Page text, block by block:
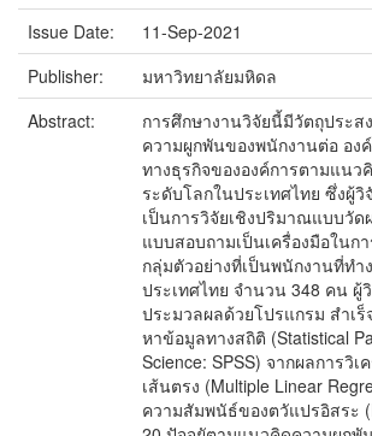
Issue Date:
11-Sep-2021
Publisher:
มหาวิทยาลัยมหิดล
Abstract:
การศึกษางานวิจัยนี้มีวัตถุประส
ความผูกพันของพนักงานต่อ อง
ทางธุรกิจขององค์การตามแนว
ระดับโลกในประเทศไทย ซึ่งผู้วิ
เป็นการวิจัยเชิงปริมาณแบบวัด
แบบสอบถามเป็นเครื่องมือในก
กลุ่มตัวอย่างที่เป็นพนักงานที่ท
ประเทศไทย จำนวน 348 คน ผู้
ประมวลผลด้วยโปรแกรม สำเ
หาข้อมูลทางสถิติ (Statistical
Science: SPSS) จากผลการวิ
เส้นตรง (Multiple Linear
ความสัมพนัธ์ของตวัแปรอิสระ